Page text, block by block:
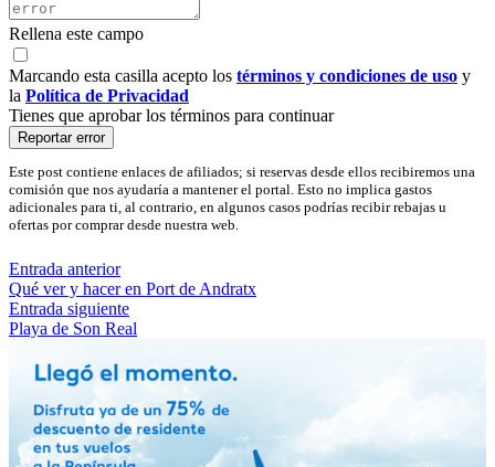
Rellena este campo
Marcando esta casilla acepto los términos y condiciones de uso y
la Política de Privacidad
Tienes que aprobar los términos para continuar
Reportar error
Este post contiene enlaces de afiliados; si reservas desde ellos recibiremos una
comisión que nos ayudaría a mantener el portal. Esto no implica gastos
adicionales para ti, al contrario, en algunos casos podrías recibir rebajas u
ofertas por comprar desde nuestra web.
Entrada anterior
Qué ver y hacer en Port de Andratx
Entrada siguiente
Playa de Son Real